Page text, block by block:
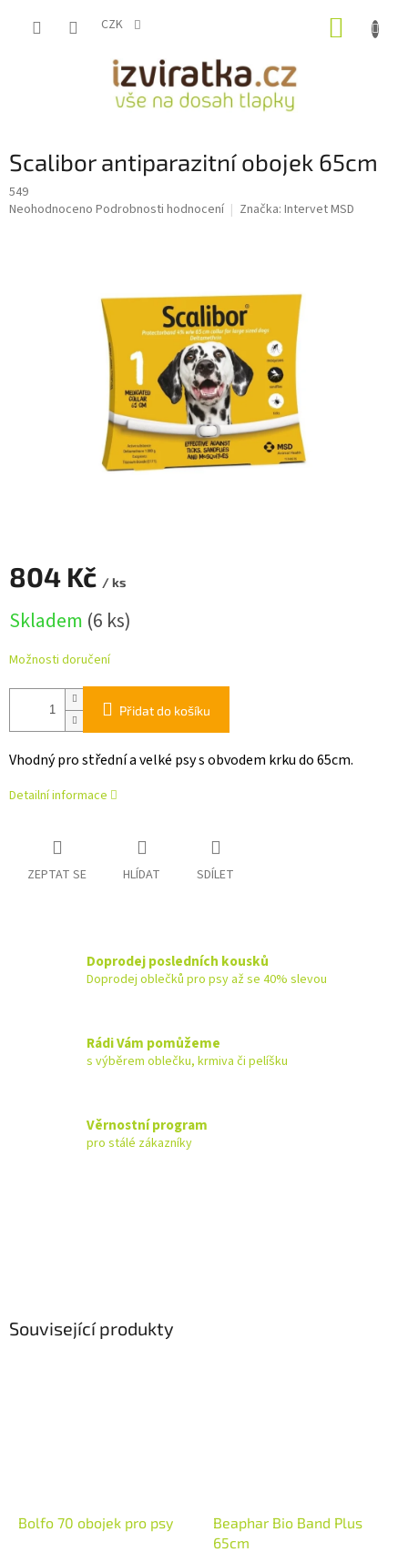
CZK
Scalibor antiparazitní obojek 65cm
549
Průměrné
Neohodnoceno Podrobnosti hodnocení Značka: Intervet MSD
804 Kč / ks
cena:
Skladem (6 ks)
Možnosti doručení
Přidat do košíku
Vhodný pro střední a velké psy s obvodem krku do 65cm.
Detailní informace
ZEPTAT SE HLÍDAT SDÍLET
Doprodej posledních kousků
Doprodej oblečků pro psy až se 40% slevou
Rádi Vám pomůžeme
s výběrem oblečku, krmiva či pelíšku
Věrnostní program
pro stálé zákazníky
Související produkty
Bolfo 70 obojek pro psy
Beaphar Bio Band Plus
65cm